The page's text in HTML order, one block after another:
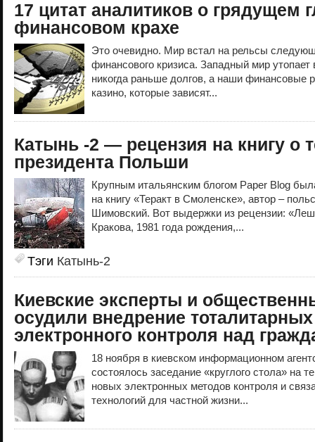
17 цитат аналитиков о грядущем
финансовом крахе
Это очевидно. Мир встал на рельсы
финансового кризиса. Западный мир
никогда раньше долгов, а наши финансовые
казино, которые зависят...
Катынь -2 — рецензия на книгу о
президента Польши
Крупным итальянским блогом Paper Blog
на книгу «Теракт в Смоленске», автор –
Шимовский. Вот выдержки из рецензии:
Кракова, 1981 года рождения,...
Тэги Катынь-2
Киевские эксперты и
осудили внедрение
электронного контроля над
18 ноября в киевском информационном
состоялось заседание «круглого стола» на
новых электронных методов контроля и
технологий для частной жизни...